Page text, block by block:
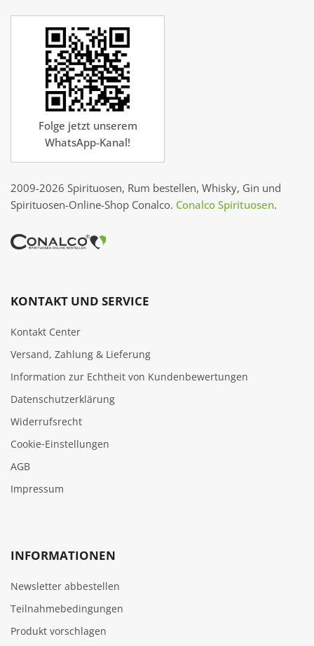
Folge jetzt unserem
WhatsApp-Kanal!
2009-2026 Spirituosen, Rum bestellen, Whisky, Gin und
Spirituosen-Online-Shop Conalco. Conalco Spirituosen.
KONTAKT UND SERVICE
Kontakt Center
Versand, Zahlung & Lieferung
Information zur Echtheit von Kundenbewertungen
Datenschutzerklärung
Widerrufsrecht
Cookie‑Einstellungen
AGB
Impressum
INFORMATIONEN
Newsletter abbestellen
Teilnahmebedingungen
Produkt vorschlagen